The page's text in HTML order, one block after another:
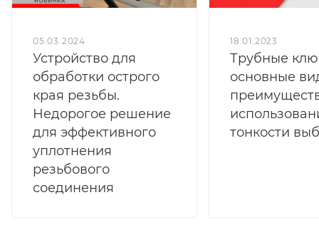
05.03.2024
Устройство для
обработки острого
края резьбы.
Недорогое решение
для эффективного
уплотнения
резьбового
соединения
18.01.2023
Трубные
основные
тонкости